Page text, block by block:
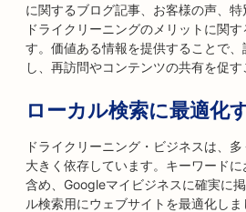
に関するブログ記事、お客様の声、
ドライクリーニングのメリットに関
す。価値ある情報を提供することで
し、再訪問やコンテンツの共有を促す
ローカル検索に最適化
ドライクリーニング・ビジネスは、
大きく依存しています。キーワード
含め、Googleマイビジネスに確実に
ル検索用にウェブサイトを最適化し